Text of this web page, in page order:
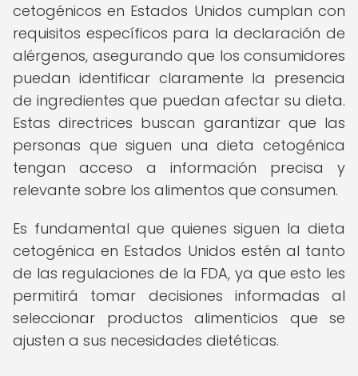
cetogénicos en Estados Unidos cumplan con
requisitos específicos para la declaración de
alérgenos, asegurando que los consumidores
puedan identificar claramente la presencia
de ingredientes que puedan afectar su dieta.
Estas directrices buscan garantizar que las
personas que siguen una dieta cetogénica
tengan acceso a información precisa y
relevante sobre los alimentos que consumen.
Es fundamental que quienes siguen la dieta
cetogénica en Estados Unidos estén al tanto
de las regulaciones de la FDA, ya que esto les
permitirá tomar decisiones informadas al
seleccionar productos alimenticios que se
ajusten a sus necesidades dietéticas.